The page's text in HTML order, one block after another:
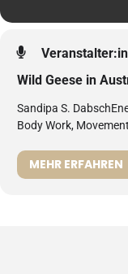
Veranstalter:in
Wild Geese in
Sandipa S.
Body Work,
MEHR ERFAHREN